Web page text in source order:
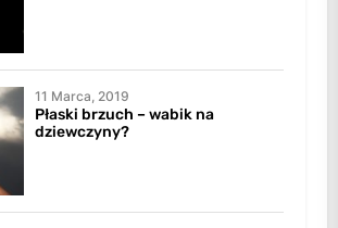
11 Marca, 2019
Płaski brzuch – wabik na
dziewczyny?